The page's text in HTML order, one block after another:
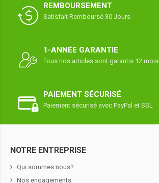
REMBOURSEMENT
Satisfait Remboursé 30 Jours
1-ANNÉE GARANTIE
Tous nos articles sont garantis 12 mois.
PAIEMENT SÉCURISÉ
Paiement sécurisé avec PayPal et SSL
NOTRE ENTREPRISE
Qui sommes nous?
Nos engagements